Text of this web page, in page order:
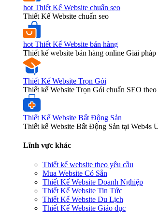
hot Thiết Kế Website chuẩn seo
Thiết Kế Website chuẩn seo
hot Thiết Kế Website bán hàng
Thiết kế website bán hàng online Giải
Thiết Kế Website Trọn Gói
Thiết kế Website Trọn Gói chuẩn SEO theo
Thiết Kế Website Bất Động Sản
Thiết kế Website Bất Động Sản tại Web4s
Lĩnh vực khác
Thiết kế website theo yêu cầu
Mua Website Có Sẵn
Thiết Kế Website Doanh Nghiệp
Thiết Kế Website Tin Tức
Thiết Kế Website Du Lịch
Thiết Kế Website Giáo dục